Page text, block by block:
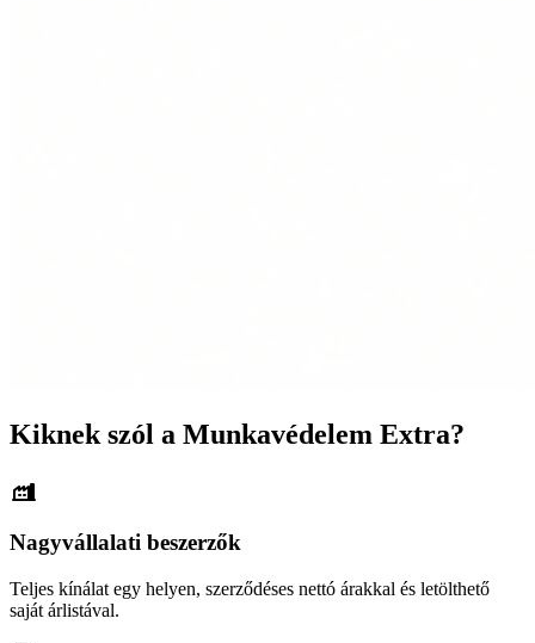
Kiknek szól a Munkavédelem Extra?
Nagyvállalati beszerzők
Teljes kínálat egy helyen, szerződéses nettó árakkal és letölthető
saját árlistával.